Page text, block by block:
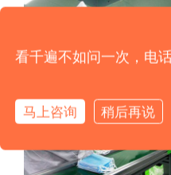
看千遍不如问一次，电
马上咨询 稍后再说